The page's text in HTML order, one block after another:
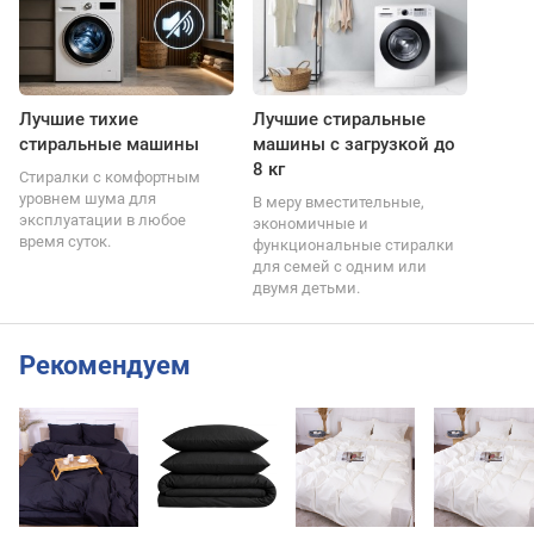
Лучшие тихие
стиральные машины
Стиралки с комфортным
уровнем шума для
эксплуатации в любое
время суток.
Лучшие стиральные
машины с загрузкой до
8 кг
В меру вместительные,
экономичные и
функциональные стиралки
для семей с одним или
двумя детьми.
Рекомендуем